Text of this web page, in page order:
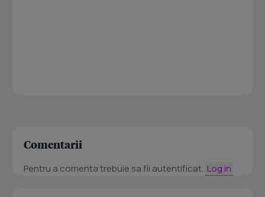
Comentarii
Pentru a comenta trebuie sa fii autentificat. Log in